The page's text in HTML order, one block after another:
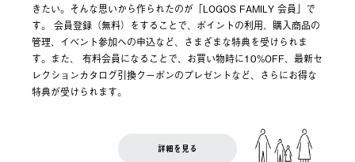
きたい。そんな思いから作られたのが「LOGOS FAMILY 会員」で
す。 会員登録（無料）をすることで、ポイントの利用、購入商品の
管理、イベント参加への申込など、さまざまな特典を受けられま
す。また、 有料会員になることで、お買い物時に10%OFF、最新セ
レクションカタログ引換クーポンのプレゼントなど、さらにお得な
特典が受けられます。
詳細を見る